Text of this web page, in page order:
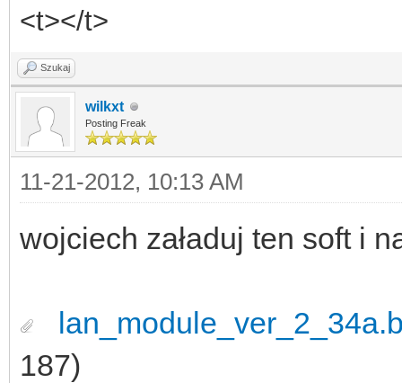
<t></t>
Szukaj
wilkxt
Posting Freak
11-21-2012, 10:13 AM
wojciech załaduj ten soft i
187)